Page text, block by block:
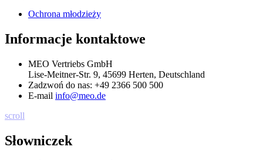
Ochrona młodzieży
Informacje kontaktowe
MEO Vertriebs GmbH
Lise-Meitner-Str. 9, 45699 Herten, Deutschland
Zadzwoń do nas: +49 2366 500 500
E-mail info@meo.de
scroll
Słowniczek